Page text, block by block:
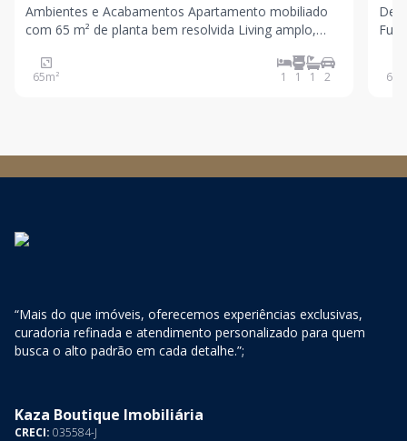
Ambientes e Acabamentos Apartamento mobiliado
com 65 m² de planta bem resolvida Living amplo,
consistente 1 suíte com proporções equilibradas e
climatização adequada Lavabo com acabamento
65m² 1 1 1 2 64
“Mais do que imóveis, oferecemos experiências exclusivas,
curadoria refinada e atendimento personalizado para quem
busca o alto padrão em cada detalhe.”;
Kaza Boutique Imobiliária
CRECI: 035584-J